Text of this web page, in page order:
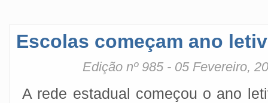
Escolas começam ano
Edição nº 985 - 05 Fevereiro,
A rede estadual começou o ano